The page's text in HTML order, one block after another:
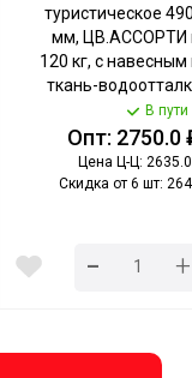
туристическое
мм, ЦВ.АССОРТИ
120 кг, с
ткань-
пропитка арт.В пути
Опт: 2750.0
Цена Ц-Ц:
Скидка от 6 шт:
- +